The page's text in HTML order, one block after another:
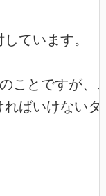
ています。
ことですが、
ばいけない